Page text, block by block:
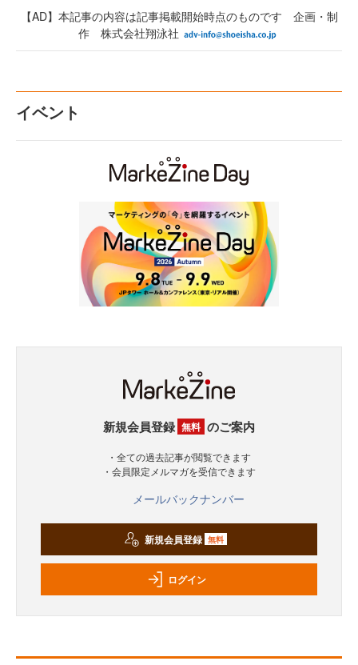
【AD】本記事の内容は記事掲載開始時点のものです 企画・制
作 株式会社翔泳社
イベント
新規会員登録 無料 のご案内
・全ての過去記事が閲覧できます
・会員限定メルマガを受信できます
メールバックナンバー
新規会員登録 無料
ログイン